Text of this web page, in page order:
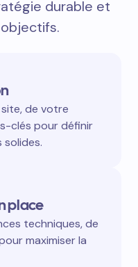
durable et
de votre
clés pour définir
place
techniques, de
maximiser la